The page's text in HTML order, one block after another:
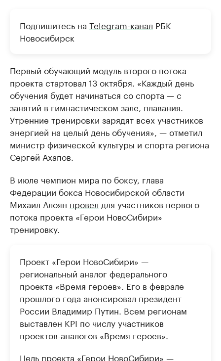
Подпишитесь на Telegram-канал РБК
Новосибирск
Первый обучающий модуль второго потока
проекта стартовал 13 октября. «Каждый день
обучения будет начинаться со спорта — с
занятий в гимнастическом зале, плавания.
Утренние тренировки зарядят всех участников
энергией на целый день обучения», — отметил
министр физической культуры и спорта региона
Сергей Ахапов.
В июле чемпион мира по боксу, глава
Федерации бокса Новосибирской области
Михаил Алоян провел для участников первого
потока проекта «Герои НовоСибири»
тренировку.
Проект «Герои НовоСибири» —
региональный аналог федерального
проекта «Время героев». Его в феврале
прошлого года анонсировал президент
России Владимир Путин. Всем регионам
выставлен KPI по числу участников
проектов-аналогов «Время героев».
Цель проекта «Герои НовоСибири» —